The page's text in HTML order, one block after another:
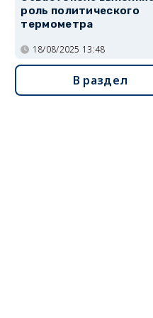
роль политического
термометра
18/08/2025 13:48
В раздел